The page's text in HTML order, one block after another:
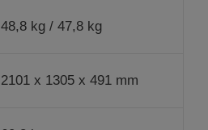
48,8 kg / 47,8 kg
2101 x 1305 x 491 mm